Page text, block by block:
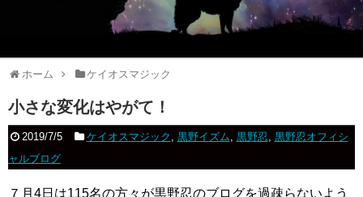
ホーム ケイオスマジック
小さな変化はやがて！
2019/7/5 ケイオスマジック , 黒野イズム, 黒野忍, 黒野忍オフィシ
ャルブログ
７月4日は115名の方々が黒野忍のブログを過疎らないよう